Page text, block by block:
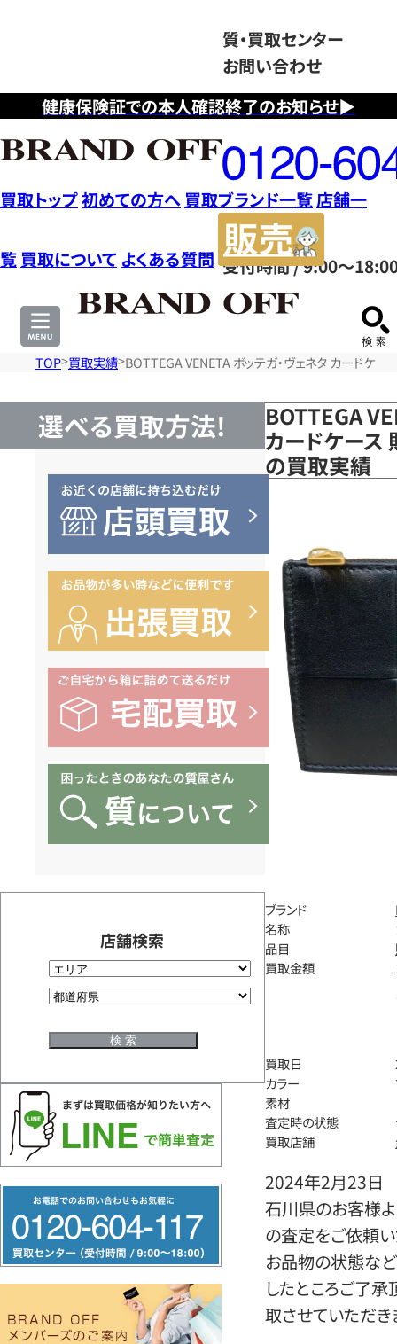
健康保険証での本人確認終了のお知らせ▶
質・買取センター
お問い合わせ
フ
リ
ー
ダ
イ
ヤ
ル
0120604117
受付時間 / 9:00～
買取トップ初めての方へ 買取ブランド一覧店舗一
覧 買取について よくある質問
サ
TOP 買取実績 BOTTEGA VENETA ボッテガ・ヴェネタ カードケ
選べる買取方法!
店舗検索
リ
ー
ヤ
BOTTEGA
カードケース
の買取実績
ブランド
名称
品目
買取金額
買取日
カラー
素材
査定時の状態
買取店舗
2024年2月23日
石川県のお客様よ
の査定をご依頼い
お品物の状態など
したところご了
取させていただき